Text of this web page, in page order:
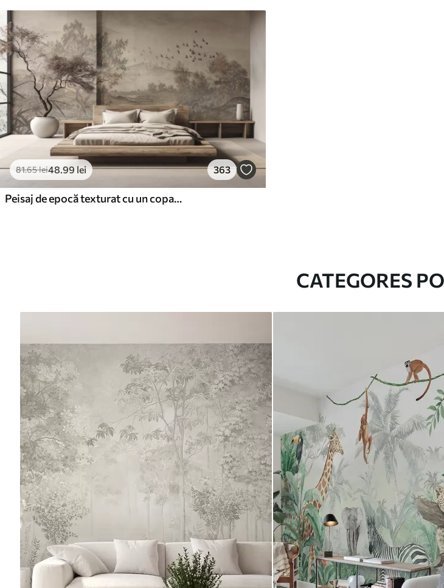
81.65lei48 .99 lei 363
Peisaj de epocă texturat cu un copac lângă râu și un cer înnorat, arta naturii în tonuri sepia
CATEGORES